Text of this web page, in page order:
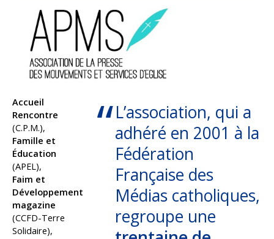
L’association, qui a
adhéré en 2001 à la
Fédération
Française des
Médias catholiques,
regroupe une
Accueil
Rencontre
(C.P.M.),
Famille et
Éducation
(APEL),
Faim et
Développement
magazine
(CCFD-Terre
Solidaire),